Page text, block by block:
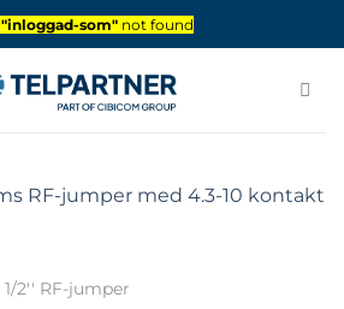
"inloggad-som"not found
1/2'' RF-jumper